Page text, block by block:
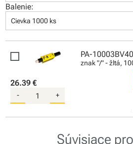
Balenie:
Cievka 1000 ks
PA-
znak "/" - žltá,
26.39 €
- +
Súvisiace